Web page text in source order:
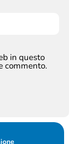
in questo
commento.